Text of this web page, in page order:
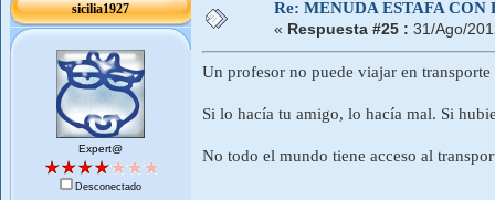
sicilia1927
Expert@
Desconectado
Re: MENUDA ESTAFA CON
« Respuesta #25 : 31/Ago/
Un profesor no puede viajar en transporte
Si lo hacía tu amigo, lo hacía mal. Si
No todo el mundo tiene acceso al